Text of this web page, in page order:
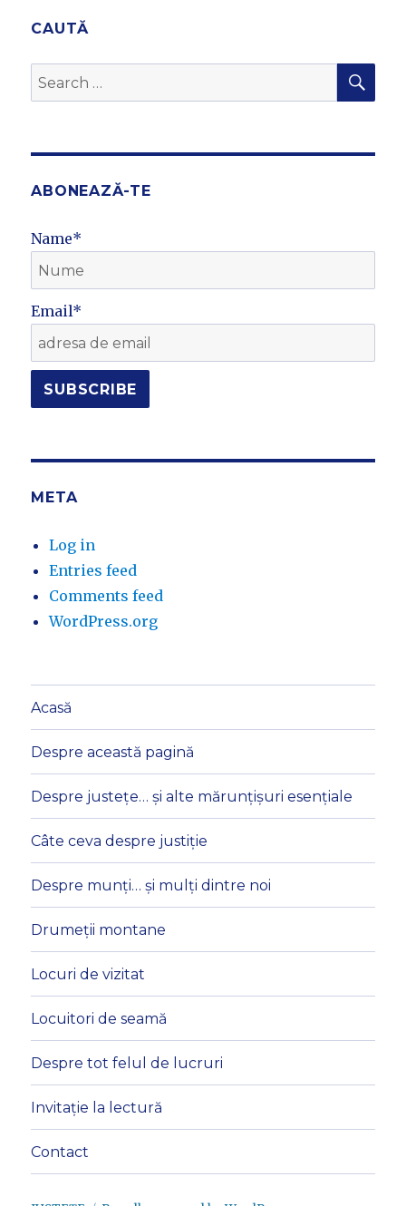
CAUTĂ
Search
for:
ABONEAZĂ-TE
Name*
Email*
META
Log in
Entries feed
Comments feed
WordPress.org
Acasă
Despre această pagină
Despre justețe… și alte mărunțișuri esențiale
Câte ceva despre justiție
Despre munți… și mulți dintre noi
Drumeții montane
Locuri de vizitat
Locuitori de seamă
Despre tot felul de lucruri
Invitație la lectură
Contact